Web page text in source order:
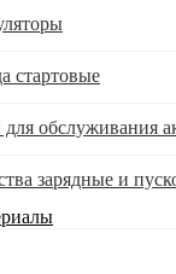
стартовые
обслуживания
зарядные и